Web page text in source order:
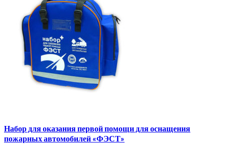
Набор для оказания первой помощи для оснащения
пожарных автомобилей «ФЭСТ»